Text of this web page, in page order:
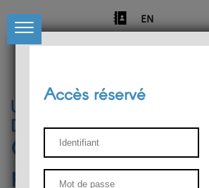
EN
Université de Liège
Département de philosophie
Centre de recherches
phénoménologiques
Accès réservé